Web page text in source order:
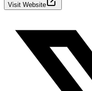
Visit Website